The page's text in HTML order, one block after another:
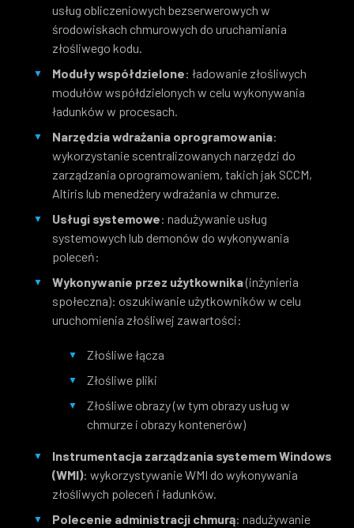
usług obliczeniowych bezserwerowych w
środowiskach chmurowych do uruchamiania
złośliwego kodu.
Moduły współdzielone: ​​ładowanie złośliwych
modułów współdzielonych w celu wykonywania
ładunków w procesach.
Narzędzia wdrażania oprogramowania:
wykorzystanie scentralizowanych narzędzi do
zarządzania oprogramowaniem, takich jak SCCM,
Altiris lub menedżery wdrażania w chmurze.
Usługi systemowe: nadużywanie usług
systemowych lub demonów do wykonywania
poleceń:
Wykonywanie przez użytkownika(inżynieria
społeczna): oszukiwanie użytkowników w celu
uruchomienia złośliwej zawartości:
Złośliwe łącza
Złośliwe pliki
Złośliwe obrazy (w tym obrazy usług w
chmurze i obrazy kontenerów)
Instrumentacja zarządzania systemem Windows
(WMI): wykorzystywanie WMI do wykonywania
złośliwych poleceń i ładunków.
Polecenie administracji chmurą: nadużywanie